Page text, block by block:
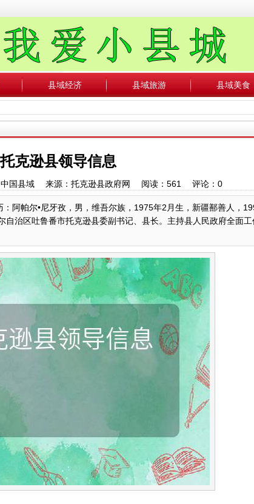
县域经济 县域旅游 县域美食
托克逊县领导信息
国县域 来源：托克逊县政府网 阅读： 561 评论： 0
阿帕尔•尼牙孜，男，维吾尔族，1975年2月生，新疆鄯善人，
治区吐鲁番市托克逊县委副书记、县长。主持县人民政府全面